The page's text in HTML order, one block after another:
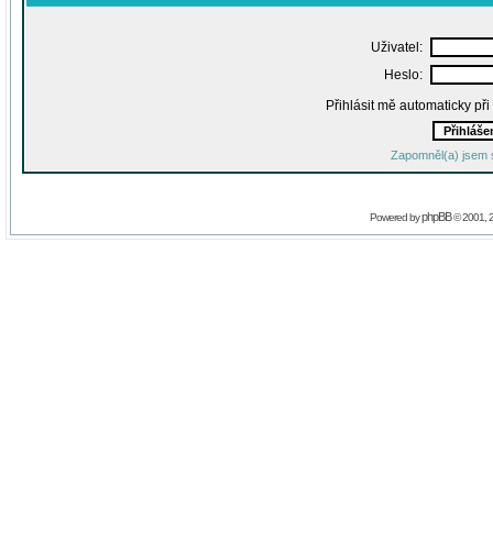
Uživatel:
Heslo:
Přihlásit mě automaticky
Zapomněl(a) jsem
Powered byphpBB© 2001,